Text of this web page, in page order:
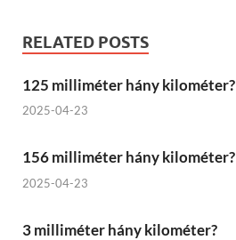
RELATED POSTS
125 milliméter hány kilométer?
2025-04-23
156 milliméter hány kilométer?
2025-04-23
3 milliméter hány kilométer?